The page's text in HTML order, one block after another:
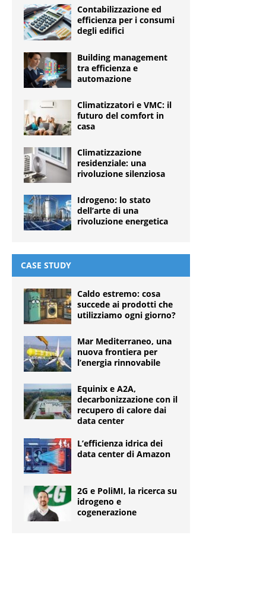
Contabilizzazione ed
efficienza per i consumi
degli edifici
Building management
tra efficienza e
automazione
Climatizzatori e VMC: il
futuro del comfort in
casa
Climatizzazione
residenziale: una
rivoluzione silenziosa
Idrogeno: lo stato
dell’arte di una
rivoluzione energetica
CASE STUDY
Caldo estremo: cosa
succede ai prodotti che
utilizziamo ogni giorno?
Mar Mediterraneo, una
nuova frontiera per
l’energia rinnovabile
Equinix e A2A,
decarbonizzazione con il
recupero di calore dai
data center
L’efficienza idrica dei
data center di Amazon
2G e PoliMI, la ricerca su
idrogeno e
cogenerazione